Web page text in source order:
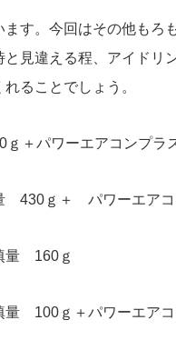
す。今回はその他も
と見違える程、アイド
ることでしょう。
＋パワーエアコンプラ
430ｇ＋ パワーエアコ
量 160ｇ
100ｇ＋パワーエアコ